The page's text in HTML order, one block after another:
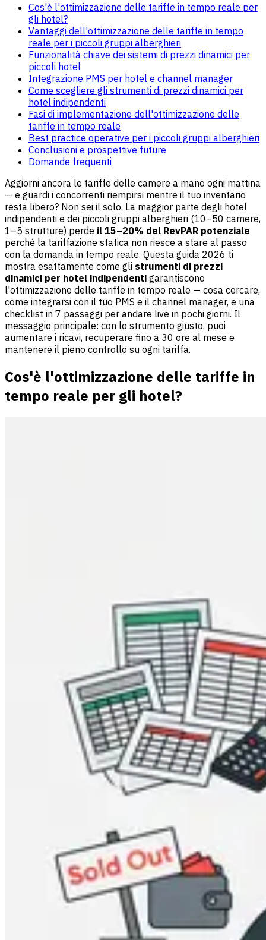
Cos'è l'ottimizzazione delle tariffe in tempo reale per
gli hotel?
Vantaggi dell'ottimizzazione delle tariffe in tempo
reale per i piccoli gruppi alberghieri
Funzionalità chiave dei sistemi di prezzi dinamici per
piccoli hotel
Integrazione PMS per hotel e channel manager
Come scegliere gli strumenti di prezzi dinamici per
hotel indipendenti
Fasi di implementazione dell'ottimizzazione delle
tariffe in tempo reale
Best practice operative per i piccoli gruppi alberghieri
Conclusioni e prospettive future
Domande frequenti
Aggiorni ancora le tariffe delle camere a mano ogni mattina
— e guardi i concorrenti riempirsi mentre il tuo inventario
resta libero? Non sei il solo. La maggior parte degli hotel
indipendenti e dei piccoli gruppi alberghieri (10–50 camere,
1–5 strutture) perde il 15–20% del RevPAR potenziale
perché la tariffazione statica non riesce a stare al passo
con la domanda in tempo reale. Questa guida 2026 ti
mostra esattamente come gli strumenti di prezzi
dinamici per hotel indipendenti garantiscono
l'ottimizzazione delle tariffe in tempo reale — cosa cercare,
come integrarsi con il tuo PMS e il channel manager, e una
checklist in 7 passaggi per andare live in pochi giorni. Il
messaggio principale: con lo strumento giusto, puoi
aumentare i ricavi, recuperare fino a 30 ore al mese e
mantenere il pieno controllo su ogni tariffa.
Cos'è l'ottimizzazione delle tariffe in
tempo reale per gli hotel?